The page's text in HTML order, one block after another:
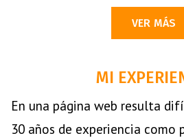
VER MÁS
MI
En una página web resulta
30 años de experiencia como